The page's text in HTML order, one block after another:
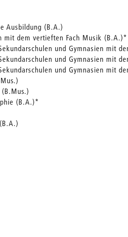
Ausbildung (B.A.)
mit dem vertieften Fach Musik (B.A.)*
und Gymnasien mit
und Gymnasien mit
und Gymnasien mit
(B.A.)*